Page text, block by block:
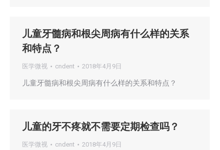
儿童牙髓病和根尖周病有什么样的关系
和特点？
医学微视 cndent 2018年4月9日
儿童牙髓病和根尖周病有什么样的关系和特点？
儿童的牙不疼就不需要定期检查吗？
医学微视 cndent 2018年4月9日